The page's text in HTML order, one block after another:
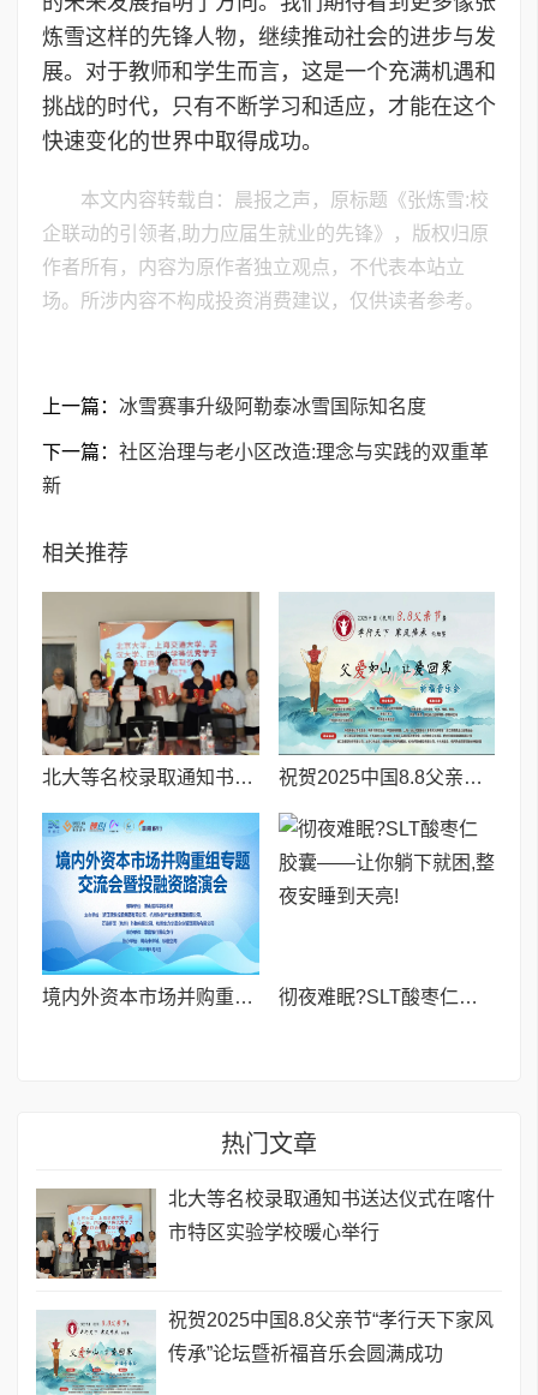
炼雪这样的先锋人物，继续推动社会的进步与发
展。对于教师和学生而言，这是一个充满机遇和
挑战的时代，只有不断学习和适应，才能在这个
快速变化的世界中取得成功。
本文内容转载自：晨报之声，原标题《张炼雪:校
企联动的引领者,助力应届生就业的先锋》，版权归原
作者所有，内容为原作者独立观点，不代表本站立
场。所涉内容不构成投资消费建议，仅供读者参考。
上一篇： 冰雪赛事升级阿勒泰冰雪国际知名度
下一篇： 社区治理与老小区改造:理念与实践的双重革
新
相关推荐
北大等名校录取通知书送达仪式在喀什市特区实验学校暖心举行 祝贺2025中国8.8父亲节“孝行天下家风传承”论坛暨祈福音乐会圆满成功
境内外资本市场并购重组专题交流会暨投融资路演会 深度解析驱动企业资本战略升级 彻夜难眠?SLT酸枣仁胶囊——让你躺下就困,整夜安睡到天亮!
热门文章
北大等名校录取通知书送达仪式在喀什
市特区实验学校暖心举行
祝贺2025中国8.8父亲节“孝行天下家风
传承”论坛暨祈福音乐会圆满成功